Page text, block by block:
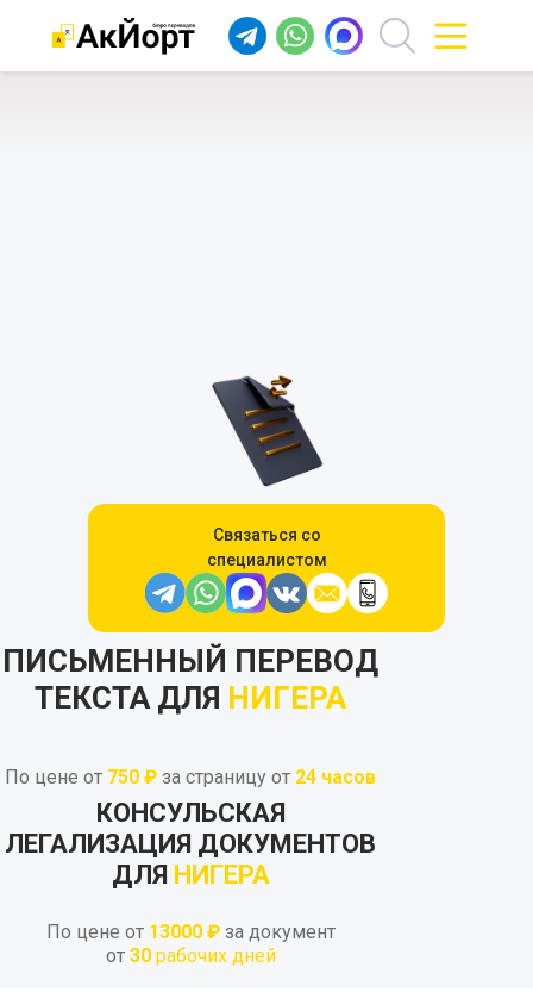
Связаться со
специалистом
ПИСЬМЕННЫЙ ПЕРЕВОД
ТЕКСТА ДЛЯ НИГЕРА
По цене от 750 ₽ за страницу от 24 часов
КОНСУЛЬСКАЯ
ЛЕГАЛИЗАЦИЯ ДОКУМЕНТОВ
ДЛЯ НИГЕРА
По цене от 13000 ₽ за документ
от 30 рабочих дней